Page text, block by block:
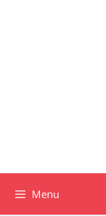
Menu